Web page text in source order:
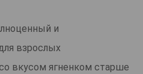
и
взрослых
вкусом ягненком старше